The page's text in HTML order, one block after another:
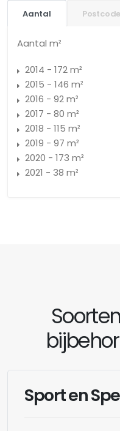
Aantal Postcode
Aantal m²
2014 - 172 m²
2015 - 146 m²
2016 - 92 m²
2017 - 80 m²
2018 - 115 m²
2019 - 97 m²
2020 - 173 m²
2021 - 38 m²
Sport en